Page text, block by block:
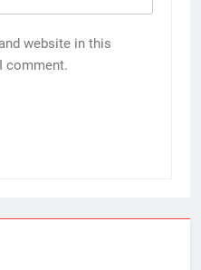
website in this
comment.